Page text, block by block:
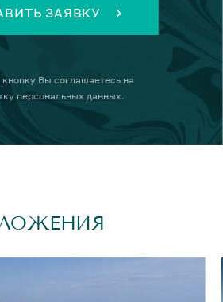
ЗАЯВКУ
Вы соглашаетесь на
персональных данных.